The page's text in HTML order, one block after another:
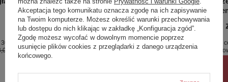
dni
zł
+4%
okrągła
475,00 zł / szt.
Najniższa cena produktu w okresie 30 dni
przed wprowadzeniem obniżki: 441,00 zł +7%
Cena regularna:
220,00
Najniższa
przed
Akceptacja tego komunikatu oznacza zgodę na ich zapisywanie
na Twoim komputerze. Możesz określić warunki przechowywania
lub dostępu do nich klikając w zakładkę „Konfiguracja zgód”.
Zgodę możesz wycofać w dowolnym momencie poprzez
usunięcie plików cookies z przeglądarki z danego urządzenia
końcowego.